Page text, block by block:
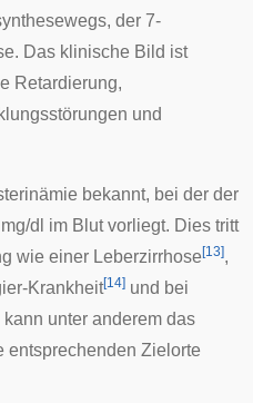
der 7-
Das klinische Bild ist
Retardierung,
und
bekannt, bei der der
dl im Blut vorliegt. Dies tritt
wie einer Leberzirrhose [13],
Krankheit[14] und bei
unter anderem das
entsprechenden Zielorte